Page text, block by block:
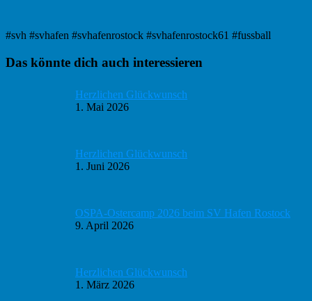
#svh #svhafen #svhafenrostock #svhafenrostock61 #fussball
Haupt-
Das könnte dich auch interessieren
Herzlichen Glückwunsch
1. Mai 2026
Herzlichen Glückwunsch
1. Juni 2026
OSPA-Ostercamp 2026 beim SV Hafen Rostock
9. April 2026
Herzlichen Glückwunsch
1. März 2026